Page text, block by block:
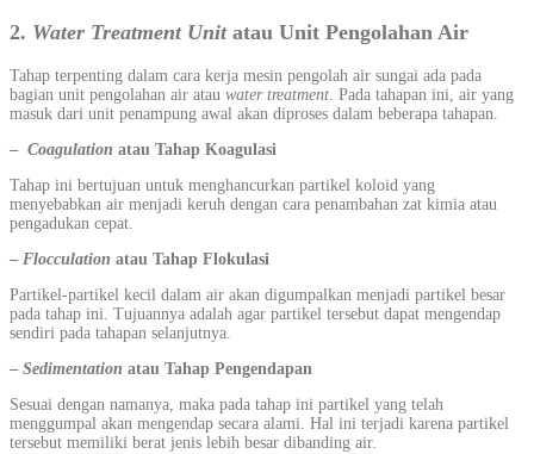
2. Water Treatment Unit atau Unit Pengolahan Air
Tahap terpenting dalam cara kerja mesin pengolah air sungai ada pada
bagian unit pengolahan air atau water treatment. Pada tahapan ini, air yang
masuk dari unit penampung awal akan diproses dalam beberapa tahapan.
– Coagulation atau Tahap Koagulasi
Tahap ini bertujuan untuk menghancurkan partikel koloid yang
menyebabkan air menjadi keruh dengan cara penambahan zat kimia atau
pengadukan cepat.
– Flocculation atau Tahap Flokulasi
Partikel-partikel kecil dalam air akan digumpalkan menjadi partikel besar
pada tahap ini. Tujuannya adalah agar partikel tersebut dapat mengendap
sendiri pada tahapan selanjutnya.
– Sedimentation atau Tahap Pengendapan
Sesuai dengan namanya, maka pada tahap ini partikel yang telah
menggumpal akan mengendap secara alami. Hal ini terjadi karena partikel
tersebut memiliki berat jenis lebih besar dibanding air.